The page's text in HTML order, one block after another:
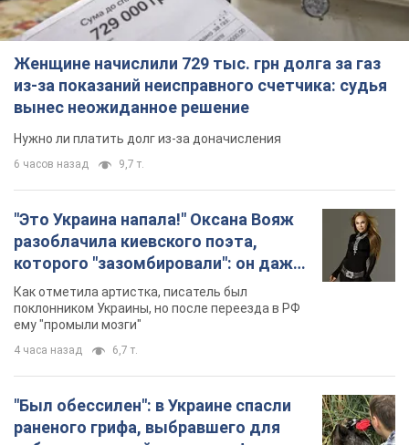
Женщине начислили 729 тыс. грн долга за газ
из-за показаний неисправного счетчика: судья
вынес неожиданное решение
Нужно ли платить долг из-за доначисления
6 часов назад 9,7 т.
"Это Украина напала!" Оксана Вояж
разоблачила киевского поэта,
которого "зазомбировали": он даже
русского не знал, а теперь хочет
геноцида украинцев
Как отметила артистка, писатель был
поклонником Украины, но после переезда в РФ
ему "промыли мозги"
4 часа назад 6,7 т.
"Был обессилен": в Украине спасли
раненого грифа, выбравшего для